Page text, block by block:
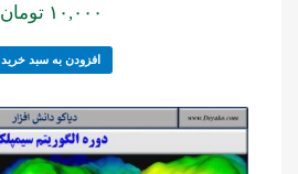
۱۰,۰۰۰ تومان
افزودن به سبد خرید